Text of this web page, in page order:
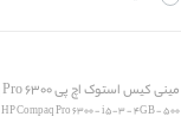
مینی کیس استوک اچ پی HP Compaq Pro 6300
HP Compaq Pro 6300 - i5-3 - 4GB - 500 -...